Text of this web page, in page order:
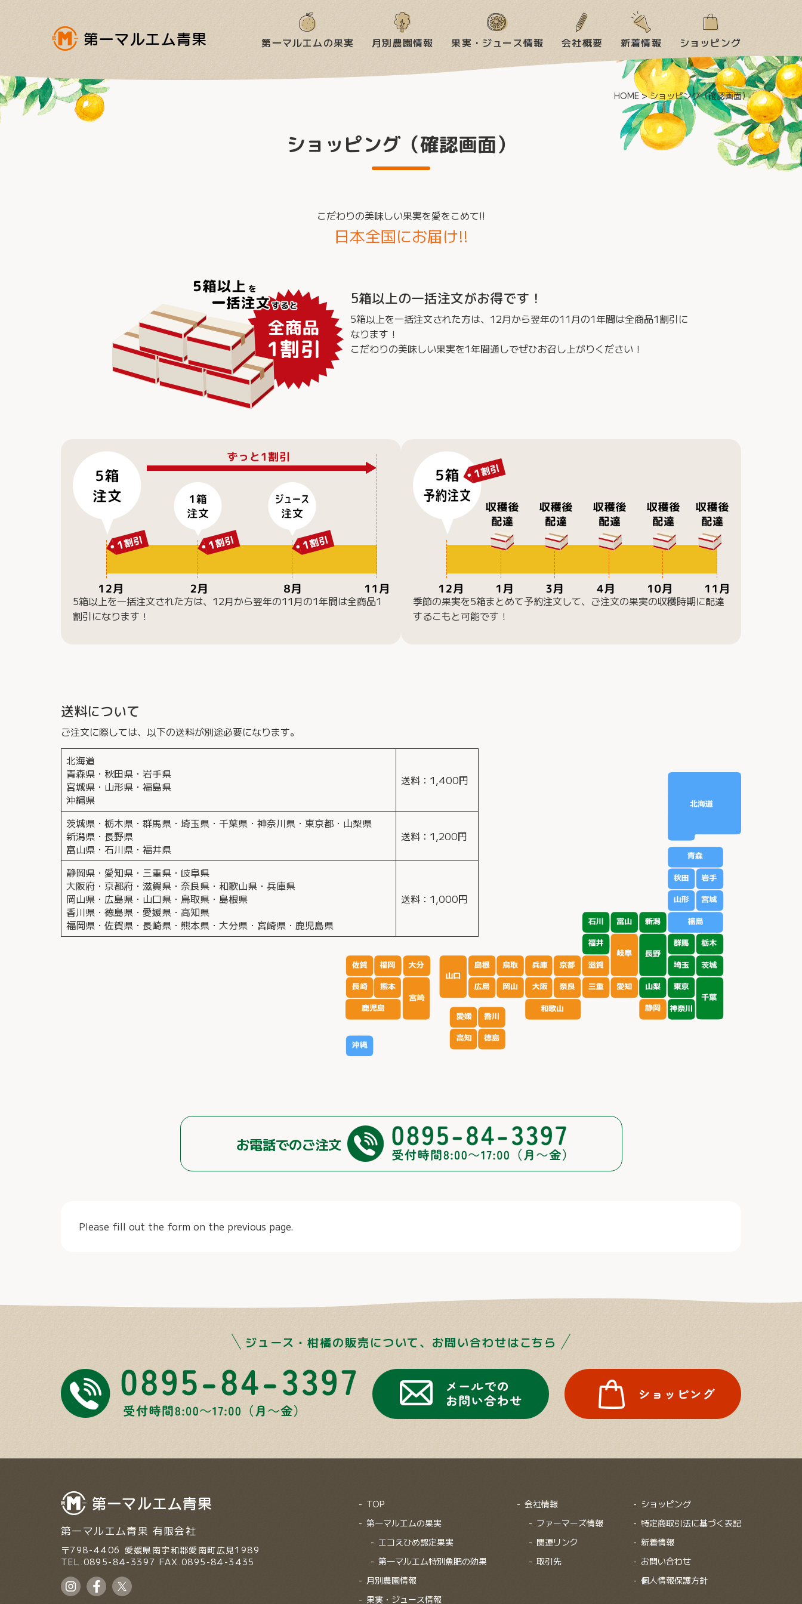
第一マルエムの果実 月別農園情報 果実・ジュース情報 会社概要 新着情報 ショッピング
HOME>ショッピング（確認画面）
ショッピング（確認画面）
こだわりの美味しい果実を愛をこめて!!
日本全国にお届け!!
5箱以上の一括注文がお得です！
5箱以上を一括注文された方は、12月から翌年の11月の1年間は全商品1割引に
なります！
こだわりの美味しい果実を1年間通しでぜひお召し上がりください！
5箱以上を一括注文された方は、12月から翌年の11月の1年間は全商品1
割引になります！
季節の果実を5箱まとめて予約注文して、ご注文の果実の収穫時期に配達
するこもと可能です！
送料について
ご注文に際しては、以下の送料が別途必要になります。
北海道
青森県・秋田県・岩手県
宮城県・山形県・福島県
沖縄県
送料：1,400円
茨城県・栃木県・群馬県・埼玉県・千葉県・神奈川県・東京都・山梨県
新潟県・長野県
富山県・石川県・福井県
送料：1,200円
静岡県・愛知県・三重県・岐阜県
大阪府・京都府・滋賀県・奈良県・和歌山県・兵庫県
岡山県・広島県・山口県・鳥取県・島根県
香川県・徳島県・愛媛県・高知県
福岡県・佐賀県・長崎県・熊本県・大分県・宮崎県・鹿児島県
送料：1,000円
お電話でのご注文
Please fill out the form on the previous page.
ジュース・柑橘の販売について、 お問い合わせはこちら
TOP
第一マルエムの果実
エコえひめ認定果実
第一マルエム特別魚肥の効果
月別農園情報
果実・ジュース情報
会社情報
ファーマーズ情報
関連リンク
取引先
ショッピング
特定商取引法に基づく表記
新着情報
お問い合わせ
個人情報保護方針
第一マルエム青果 有限会社
〒798-4406 愛媛県南宇和郡愛南町広見1989
TEL.0895-84-3397 FAX.0895-84-3435